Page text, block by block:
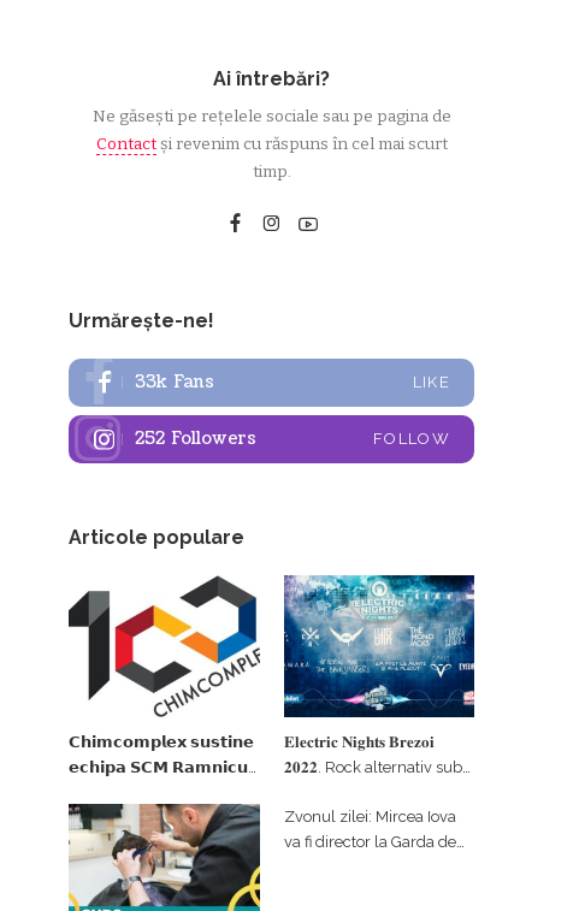
Ai întrebări?
Ne găsești pe rețelele sociale sau pe pagina de
Contactși revenim cu răspuns în cel mai scurt
timp.
Urmărește-ne!
33k Fans LIKE
252 Followers FOLLOW
Articole populare
𝗖𝗵𝗶𝗺𝗰𝗼𝗺𝗽𝗹𝗲𝘅 𝘀𝘂𝘀𝘁𝗶𝗻𝗲
𝗲𝗰𝗵𝗶𝗽𝗮 𝗦𝗖𝗠 𝗥𝗮𝗺𝗻𝗶𝗰𝘂
𝗽𝗮𝗿𝘁𝗲𝗻𝗲𝗿 𝗳𝗶𝗻𝗮𝗻𝘁𝗮𝘁𝗼𝗿
𝐄𝐥𝐞𝐜𝐭𝐫𝐢𝐜 𝐍𝐢𝐠𝐡𝐭𝐬 𝐁𝐫𝐞𝐳𝐨𝐢
𝟐𝟎𝟐𝟐. Rock alternativ sub
#𝐁𝐫𝐞𝐳𝐨𝐢𝐮𝐥𝐋𝐮𝐦𝐢𝐢
Zvonul zilei: Mircea Iova
va fi director la Garda de